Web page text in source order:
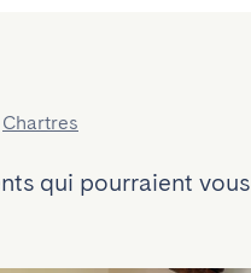
Chartres
qui pourraient vous